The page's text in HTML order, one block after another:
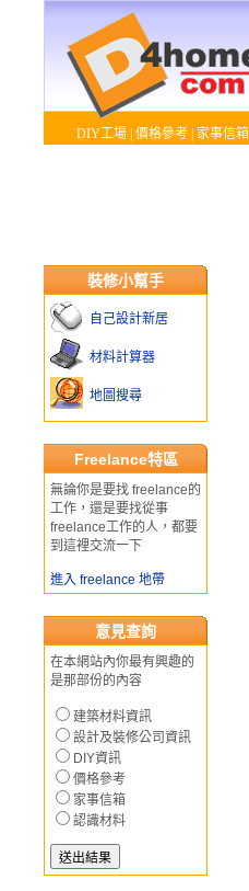
DIY工場 價格參考 家事信箱
裝修小幫手
自己設計新居
材料計算器
地圖搜尋
Freelance特區
無論你是要找 freelance的
工作，還是要找從事
freelance工作的人，都要
到這裡交流一下
進入 freelance 地帶
意見查詢
在本網站內你最有興趣的
是那部份的內容
建築材料資訊
設計及裝修公司資訊
DIY資訊
價格參考
家事信箱
認識材料